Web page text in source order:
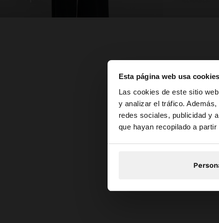
Esta página web usa cookies
Las cookies de este sitio
y analizar el tráfico.
redes sociales, publicidad y
que hayan recopilado a
hola
Estás accediendo a